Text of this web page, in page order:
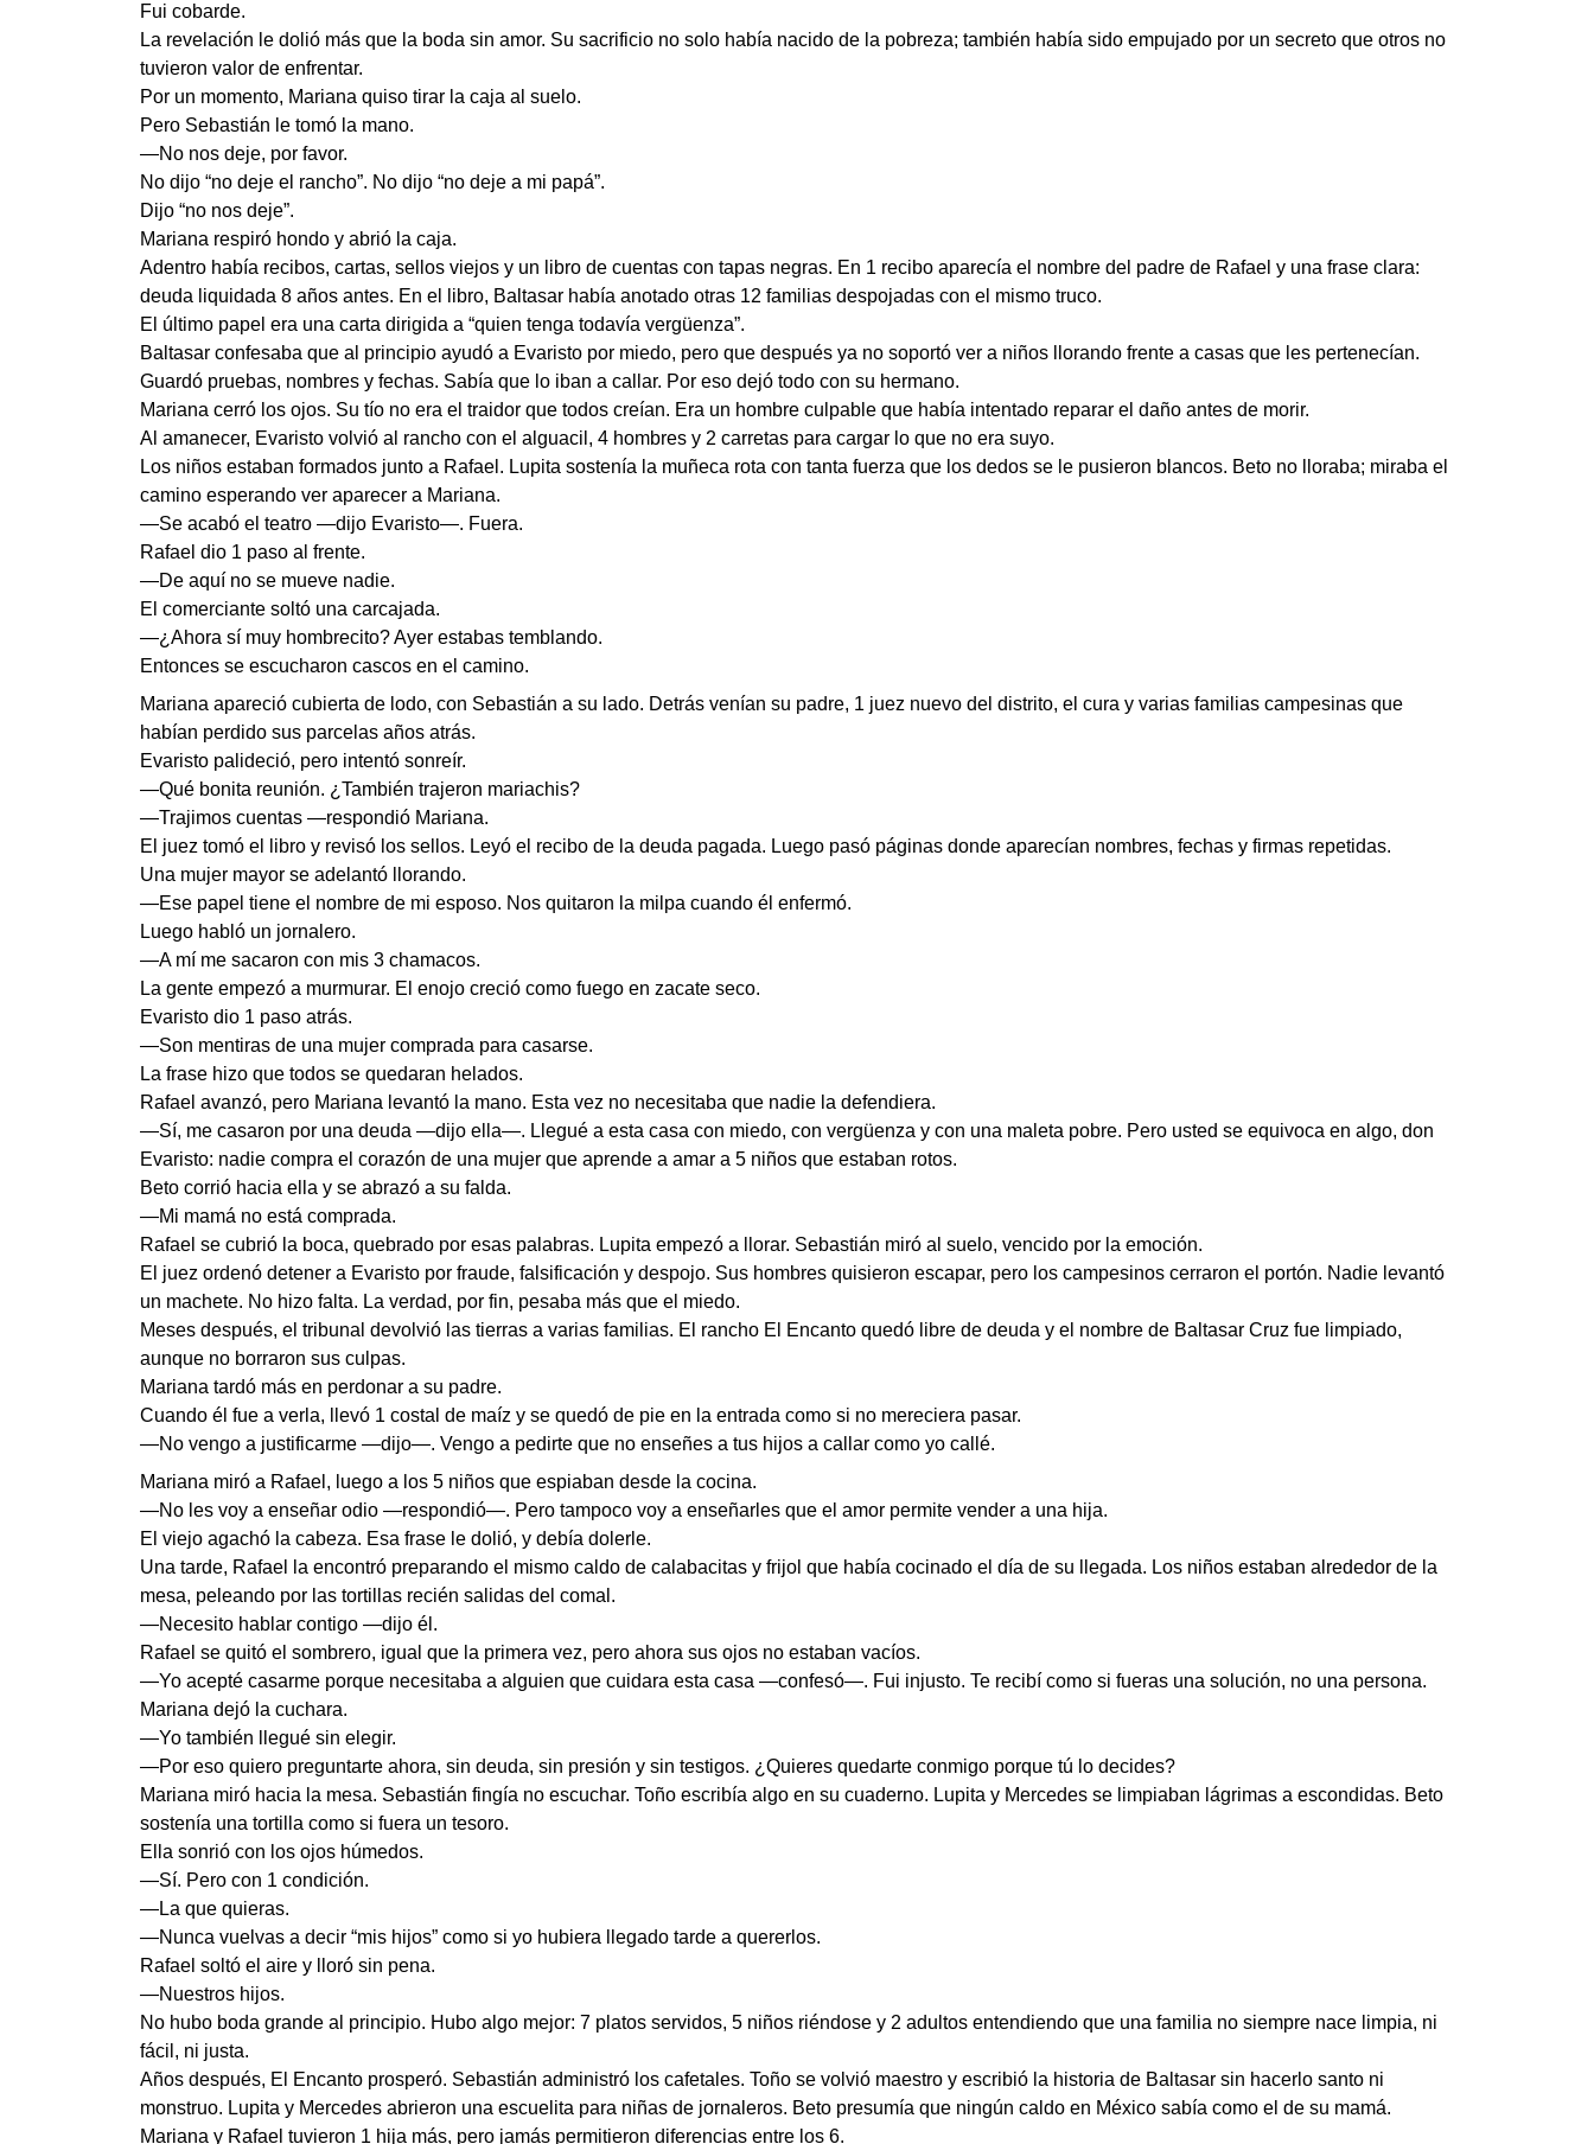
Fui cobarde.
La revelación le dolió más que la boda sin amor. Su sacrificio no solo había nacido de la pobreza; también había sido empujado por un secreto que otros no
tuvieron valor de enfrentar.
Por un momento, Mariana quiso tirar la caja al suelo.
Pero Sebastián le tomó la mano.
—No nos deje, por favor.
No dijo “no deje el rancho”. No dijo “no deje a mi papá”.
Dijo “no nos deje”.
Mariana respiró hondo y abrió la caja.
Adentro había recibos, cartas, sellos viejos y un libro de cuentas con tapas negras. En 1 recibo aparecía el nombre del padre de Rafael y una frase clara:
deuda liquidada 8 años antes. En el libro, Baltasar había anotado otras 12 familias despojadas con el mismo truco.
El último papel era una carta dirigida a “quien tenga todavía vergüenza”.
Baltasar confesaba que al principio ayudó a Evaristo por miedo, pero que después ya no soportó ver a niños llorando frente a casas que les pertenecían.
Guardó pruebas, nombres y fechas. Sabía que lo iban a callar. Por eso dejó todo con su hermano.
Mariana cerró los ojos. Su tío no era el traidor que todos creían. Era un hombre culpable que había intentado reparar el daño antes de morir.
Al amanecer, Evaristo volvió al rancho con el alguacil, 4 hombres y 2 carretas para cargar lo que no era suyo.
Los niños estaban formados junto a Rafael. Lupita sostenía la muñeca rota con tanta fuerza que los dedos se le pusieron blancos. Beto no lloraba; miraba el
camino esperando ver aparecer a Mariana.
—Se acabó el teatro —dijo Evaristo—. Fuera.
Rafael dio 1 paso al frente.
—De aquí no se mueve nadie.
El comerciante soltó una carcajada.
—¿Ahora sí muy hombrecito? Ayer estabas temblando.
Entonces se escucharon cascos en el camino.
Mariana apareció cubierta de lodo, con Sebastián a su lado. Detrás venían su padre, 1 juez nuevo del distrito, el cura y varias familias campesinas que
habían perdido sus parcelas años atrás.
Evaristo palideció, pero intentó sonreír.
—Qué bonita reunión. ¿También trajeron mariachis?
—Trajimos cuentas —respondió Mariana.
El juez tomó el libro y revisó los sellos. Leyó el recibo de la deuda pagada. Luego pasó páginas donde aparecían nombres, fechas y firmas repetidas.
Una mujer mayor se adelantó llorando.
—Ese papel tiene el nombre de mi esposo. Nos quitaron la milpa cuando él enfermó.
Luego habló un jornalero.
—A mí me sacaron con mis 3 chamacos.
La gente empezó a murmurar. El enojo creció como fuego en zacate seco.
Evaristo dio 1 paso atrás.
—Son mentiras de una mujer comprada para casarse.
La frase hizo que todos se quedaran helados.
Rafael avanzó, pero Mariana levantó la mano. Esta vez no necesitaba que nadie la defendiera.
—Sí, me casaron por una deuda —dijo ella—. Llegué a esta casa con miedo, con vergüenza y con una maleta pobre. Pero usted se equivoca en algo, don
Evaristo: nadie compra el corazón de una mujer que aprende a amar a 5 niños que estaban rotos.
Beto corrió hacia ella y se abrazó a su falda.
—Mi mamá no está comprada.
Rafael se cubrió la boca, quebrado por esas palabras. Lupita empezó a llorar. Sebastián miró al suelo, vencido por la emoción.
El juez ordenó detener a Evaristo por fraude, falsificación y despojo. Sus hombres quisieron escapar, pero los campesinos cerraron el portón. Nadie levantó
un machete. No hizo falta. La verdad, por fin, pesaba más que el miedo.
Meses después, el tribunal devolvió las tierras a varias familias. El rancho El Encanto quedó libre de deuda y el nombre de Baltasar Cruz fue limpiado,
aunque no borraron sus culpas.
Mariana tardó más en perdonar a su padre.
Cuando él fue a verla, llevó 1 costal de maíz y se quedó de pie en la entrada como si no mereciera pasar.
—No vengo a justificarme —dijo—. Vengo a pedirte que no enseñes a tus hijos a callar como yo callé.
Mariana miró a Rafael, luego a los 5 niños que espiaban desde la cocina.
—No les voy a enseñar odio —respondió—. Pero tampoco voy a enseñarles que el amor permite vender a una hija.
El viejo agachó la cabeza. Esa frase le dolió, y debía dolerle.
Una tarde, Rafael la encontró preparando el mismo caldo de calabacitas y frijol que había cocinado el día de su llegada. Los niños estaban alrededor de la
mesa, peleando por las tortillas recién salidas del comal.
—Necesito hablar contigo —dijo él.
Rafael se quitó el sombrero, igual que la primera vez, pero ahora sus ojos no estaban vacíos.
—Yo acepté casarme porque necesitaba a alguien que cuidara esta casa —confesó—. Fui injusto. Te recibí como si fueras una solución, no una persona.
Mariana dejó la cuchara.
—Yo también llegué sin elegir.
—Por eso quiero preguntarte ahora, sin deuda, sin presión y sin testigos. ¿Quieres quedarte conmigo porque tú lo decides?
Mariana miró hacia la mesa. Sebastián fingía no escuchar. Toño escribía algo en su cuaderno. Lupita y Mercedes se limpiaban lágrimas a escondidas. Beto
sostenía una tortilla como si fuera un tesoro.
Ella sonrió con los ojos húmedos.
—Sí. Pero con 1 condición.
—La que quieras.
—Nunca vuelvas a decir “mis hijos” como si yo hubiera llegado tarde a quererlos.
Rafael soltó el aire y lloró sin pena.
—Nuestros hijos.
No hubo boda grande al principio. Hubo algo mejor: 7 platos servidos, 5 niños riéndose y 2 adultos entendiendo que una familia no siempre nace limpia, ni
fácil, ni justa.
Años después, El Encanto prosperó. Sebastián administró los cafetales. Toño se volvió maestro y escribió la historia de Baltasar sin hacerlo santo ni
monstruo. Lupita y Mercedes abrieron una escuelita para niñas de jornaleros. Beto presumía que ningún caldo en México sabía como el de su mamá.
Mariana y Rafael tuvieron 1 hija más, pero jamás permitieron diferencias entre los 6.